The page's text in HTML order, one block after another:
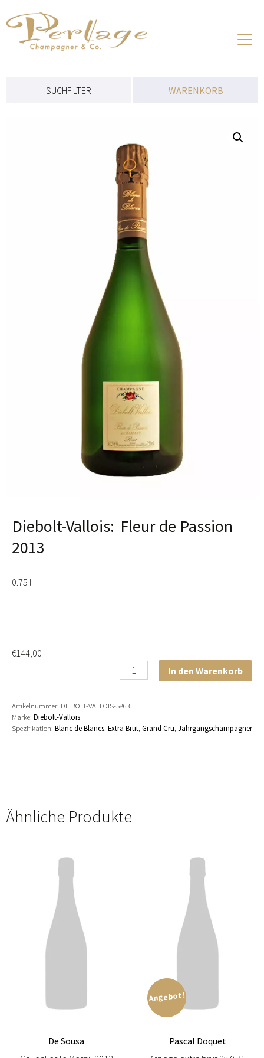
Preisliste
Onlineshop
Diebolt-Vallois Fleur de Passion
2013
0.75 l
€144,00
Fleur
de
2013
Menge
In den Warenkorb
Alternative:
Artikelnummer: DIEBOLT-VALLOIS-5863
Marke: Diebolt-Vallois
Spezifikation: Blanc de Blancs Extra Brut Grand Cru Jahrgangschampagner
Ähnliche Produkte
De Sousa
Angebot!
Pascal Doquet
SUCHFILTER WARENKORB